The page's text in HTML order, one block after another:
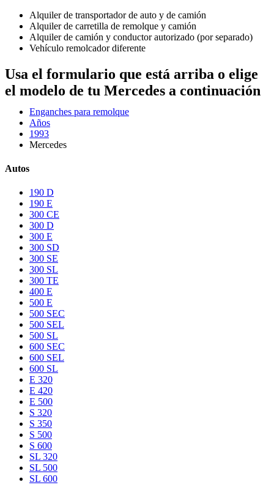
Alquiler de transportador de auto y de camión
Alquiler de carretilla de remolque y camión
Alquiler de camión y conductor autorizado (por separado)
Vehículo remolcador diferente
Usa el formulario que está arriba o elige
el modelo de tu Mercedes a continuación
Enganches para remolque
Años
1993
Mercedes
Autos
190 D
190 E
300 CE
300 D
300 E
300 SD
300 SE
300 SL
300 TE
400 E
500 E
500 SEC
500 SEL
500 SL
600 SEC
600 SEL
600 SL
E 320
E 420
E 500
S 320
S 350
S 500
S 600
SL 320
SL 500
SL 600